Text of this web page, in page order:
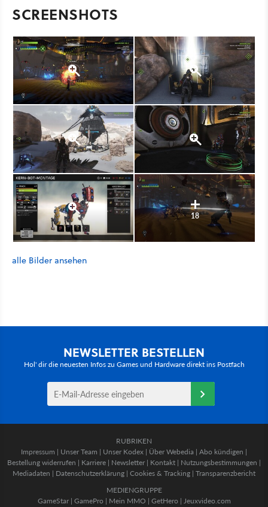
SCREENSHOTS
18
alle Bilder ansehen
NEWSLETTER BESTELLEN
Hol' dir die neuesten Infos zu Games und Hardware direkt ins Postfach
RUBRIKEN
Impressum | Unser Team | Unser Kodex | Über Webedia | Abo kündigen |
Bestellung widerrufen | Karriere | Newsletter | Kontakt | Nutzungsbestimmungen |
Mediadaten | Datenschutzerklärung | Cookies & Tracking | Transparenzbericht
MEDIENGRUPPE
GameStar| GamePro | Mein MMO | GetHero | Jeuxvideo.com